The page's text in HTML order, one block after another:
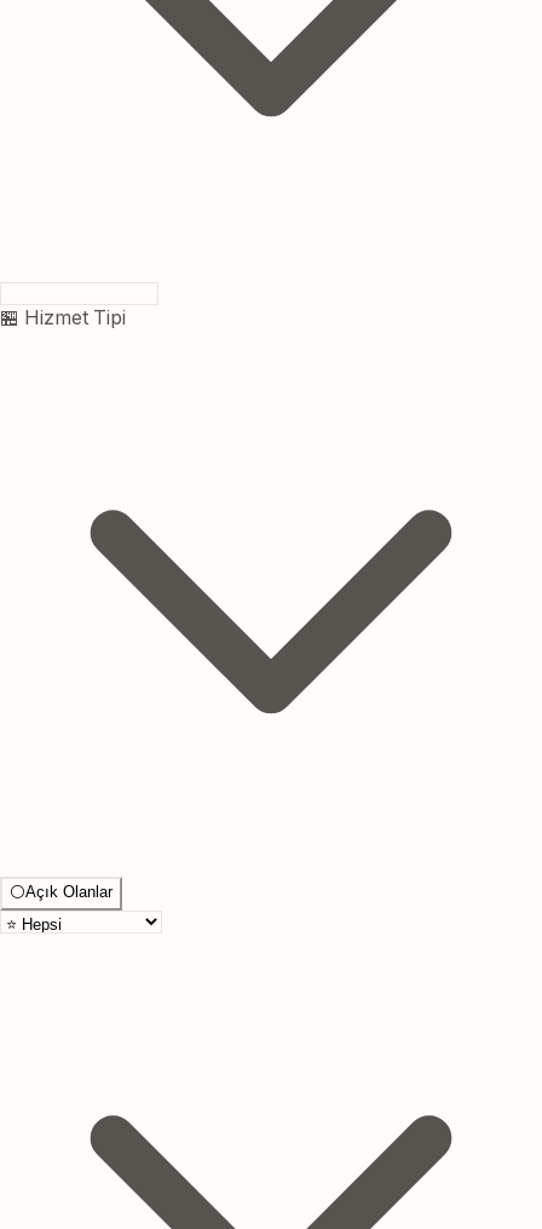
🏪 Hizmet Tipi
⚪Açık Olanlar